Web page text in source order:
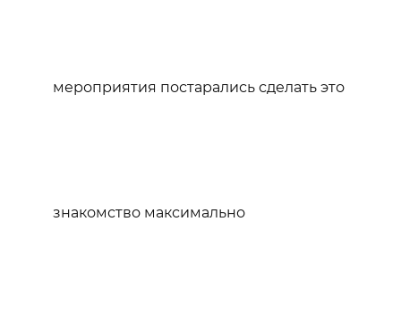
мероприятия постарались сделать это
знакомство максимально